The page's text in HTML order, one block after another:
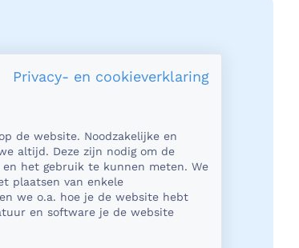
medische gegevens, dan
essentieel dat die
uitgewisseld. En dat die
verkeerde handen vallen.
Privacy- en cookieverklaring
de website. Noodzakelijke en
altijd. Deze zijn nodig om de
het gebruik te kunnen meten. We
plaatsen van enkele
we o.a. hoe je de website hebt
en software je de website